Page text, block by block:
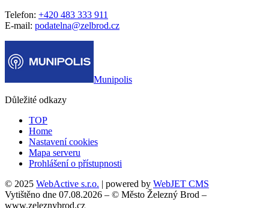
Telefon: +420 483 333 911
E-mail: podatelna@zelbrod.cz
Munipolis
Důležité odkazy
TOP
Home
Nastavení cookies
Mapa serveru
Prohlášení o přístupnosti
© 2025 WebActive s.r.o. | powered by WebJET CMS
Vytištěno dne 07.08.2026 – © Město Železný Brod –
www.zeleznybrod.cz